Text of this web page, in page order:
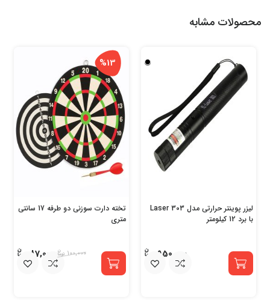
محصولات مشابه
لیزر پوینتر حرارتی مدل Laser 303
با برد 12 کیلومتر
950,000
%13
تخته دارت سوزنی دو طرفه 17 سانتی
متری
100,000
87,000